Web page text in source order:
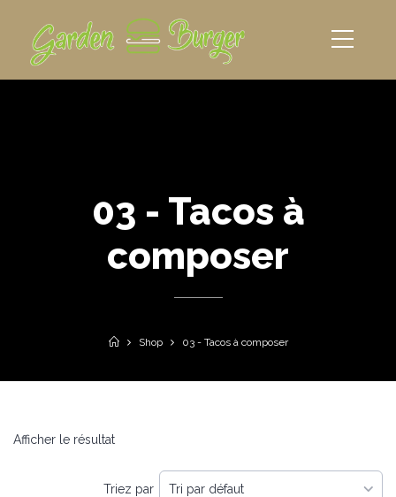
03 - Tacos à
composer
Shop 03 - Tacos à composer
Afficher le résultat
Triez par